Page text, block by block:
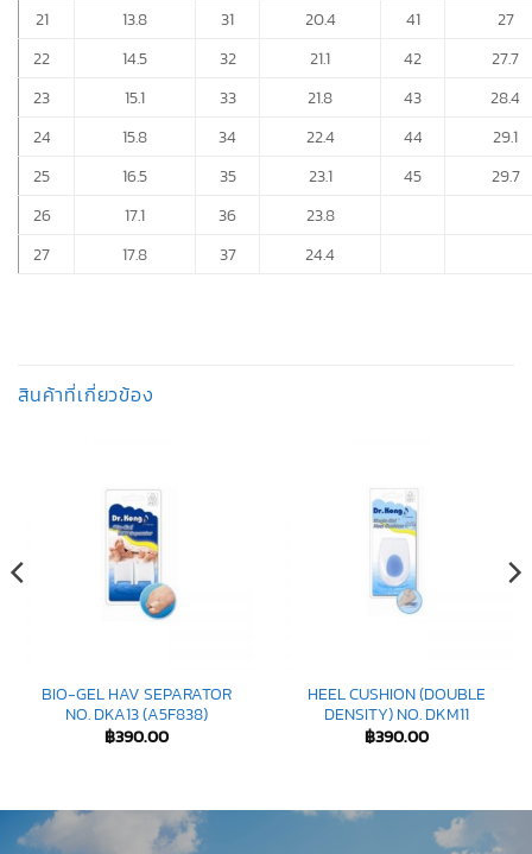
21
13.8 31 20.4 41
27
22
14.5 32 21.1 42
27.7
23
15.1 33 21.8 43
28.4
24
15.8 34 22.4 44
29.1
25
16.5 35 23.1 45
29.7
26
17.1 36
23.8
27
17.8 37 24.4
สินค้าที่เกี่ยวข้อง
BIO-GEL HAV SEPARATOR
NO. DKA13 (A5F838)
฿390.00
HEEL CUSHION (DOUBLE
DENSITY) NO. DKM11
฿390.00